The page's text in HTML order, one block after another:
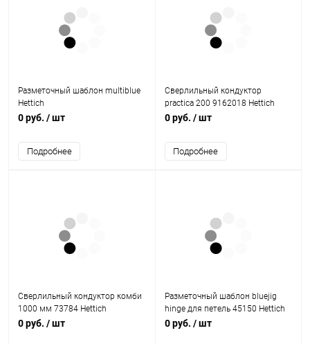
Разметочный шаблон multiblue
Hettich
0 руб. / шт
Подробнее
Сверлильный кондуктор
practica 200 9162018 Hettich
0 руб. / шт
Подробнее
Сверлильный кондуктор комби
1000 мм 73784 Hettich
0 руб. / шт
Разметочный шаблон bluejig
hinge для петель 45150 Hettich
0 руб. / шт